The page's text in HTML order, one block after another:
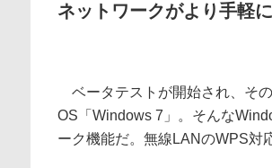
ネットワークがより手軽
ベータテストが開始され、そ
OS「Windows 7」。そんな
ーク機能だ。無線LANのWPS対